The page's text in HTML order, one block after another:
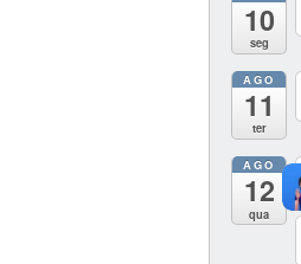
10
seg
AGO
11
ter
AGO
12
qua